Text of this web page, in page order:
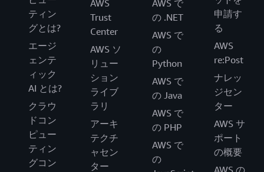
ティン
グとは?
エージ
ェンテ
ィック
AI とは?
クラウ
ドコン
ピュー
ティン
グコン
AWS
Trust
Center
AWS ソ
リュー
ション
ライブ
ラリ
アーキ
テクチ
ャセン
ター
AWS で
の .NET
AWS で
の
Python
AWS で
の Java
AWS で
の PHP
AWS で
の
申請す
る
AWS
re:Post
ナレッ
ジセン
ター
AWS サ
ポート
の概要
AWS の